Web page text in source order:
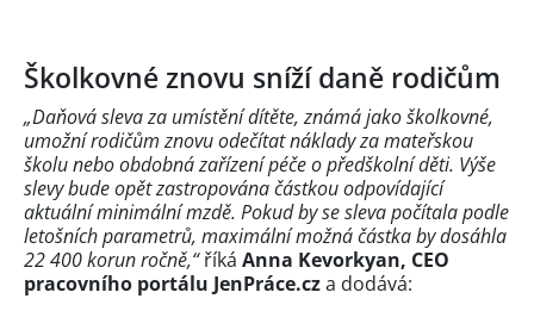
Školkovné znovu sníží daně rodičům
„Daňová sleva za umístění dítěte, známá jako školkovné,
umožní rodičům znovu odečítat náklady za mateřskou
školu nebo obdobná zařízení péče o předškolní děti. Výše
slevy bude opět zastropována částkou odpovídající
aktuální minimální mzdě. Pokud by se sleva počítala podle
letošních parametrů, maximální možná částka by dosáhla
22 400 korun ročně,“říká Anna Kevorkyan, CEO
pracovního portálu JenPráce.cza dodává: